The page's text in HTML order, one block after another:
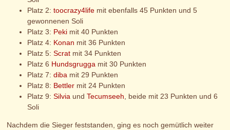
Platz 2:toocrazy4life mit ebenfalls 45 Punkten und 5
gewonnenen Soli
Platz 3: Peki mit 40 Punkten
Platz 4: Konan mit 36 Punkten
Platz 5:Scrat mit 34 Punkten
Platz 6 Hundsgrugga mit 30 Punkten
Platz 7:diba mit 29 Punkten
Platz 8: Bettler mit 24 Punkten
Platz 9:Silvia undTecumseeh , beide mit 23 Punkten und 6
Soli
Nachdem die Sieger feststanden, ging es noch gemütlich weiter